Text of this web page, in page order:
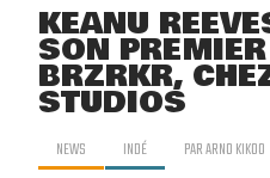
KEANU
SON
BRZRKR,
STUDIOS
NEWS INDÉ PARARNO KIKOO